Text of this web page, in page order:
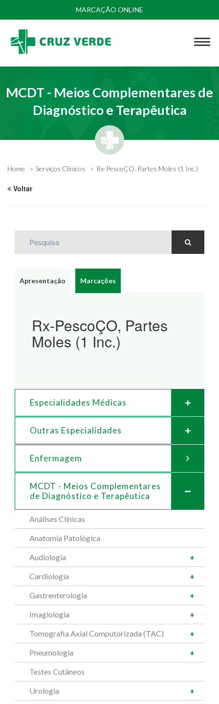
MARCAÇÃO ONLINE
MCDT - Meios Complementares de
Diagnóstico e Terapêutica
Home Serviços Clínicos Rx-PescoÇO, Partes Moles (1 Inc.)
Voltar
Apresentação Marcações
Rx-PescoÇO, Partes
Moles (1 Inc.)
Especialidades Médicas
Outras Especialidades
Enfermagem
MCDT - Meios Complementares
de Diagnóstico e Terapêutica
Análises Clínicas
Anatomia Patológica
Audiologia
Cardiologia
Gastrenterologia
Imagiologia
Tomografia Axial Computorizada (TAC)
Pneumologia
Testes Cutâneos
Urologia